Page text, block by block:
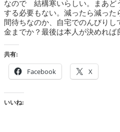
なので 結構寒いらしい。まあど
する必要もない。減ったら減っ
間待ちなのか、自宅でのんびり
金までか？最後は本人が決めれば
共有:
Facebook X
いいね: